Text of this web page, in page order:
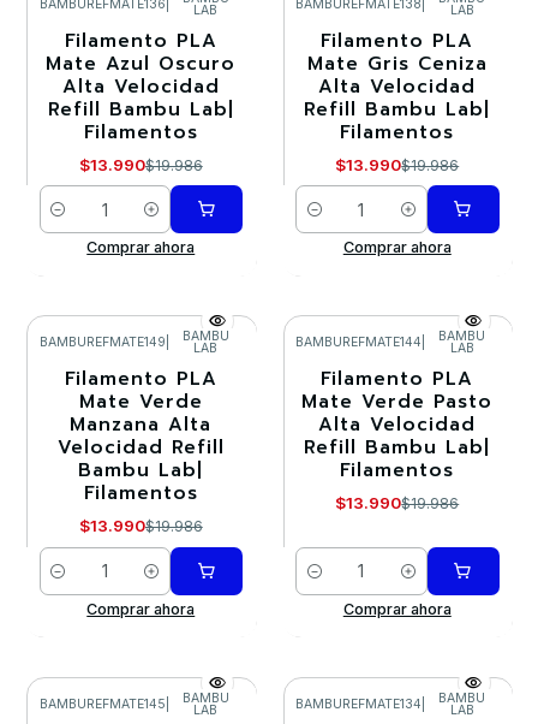
BAMBUREFMATE136 LAB
Filamento PLA
Mate Azul Oscuro
Alta Velocidad
Refill Bambu Lab|
Filamentos
$13.990$19.986
Cantidad
Comprar ahora
BAMBUREFMATE138 LAB
Filamento PLA
Mate Gris Ceniza
Alta Velocidad
Refill Bambu Lab|
Filamentos
$13.990$19.986
Cantidad
Comprar ahora
-30%
BAMBUREFMATE149 BAMBU
LAB
Filamento PLA
Mate Verde
Manzana Alta
Velocidad Refill
Bambu Lab|
Filamentos
$13.990$19.986
Cantidad
Comprar ahora
-30%
BAMBUREFMATE144 BAMBU
LAB
Filamento PLA
Mate Verde Pasto
Alta Velocidad
Refill Bambu Lab|
Filamentos
$13.990$19.986
Cantidad
Comprar ahora
BAMBUREFMATE145 BAMBU
LAB BAMBUREFMATE134 BAMBU
LAB